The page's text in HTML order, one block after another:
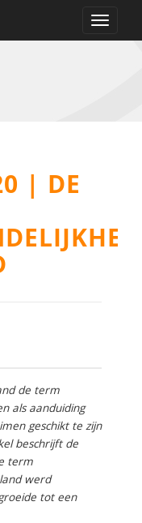
Toggle
| DE
de term
als aanduiding
geschikt te zijn
beschrijft de
term
werd
tot een